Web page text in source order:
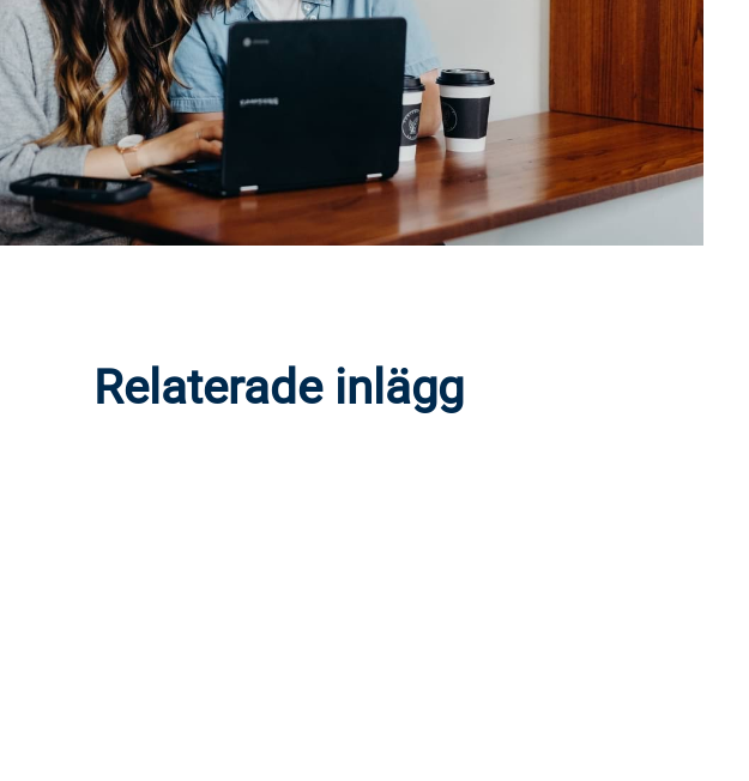
Relaterade inlägg